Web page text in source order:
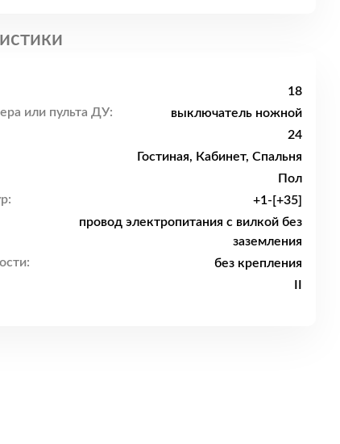
18
или пульта ДУ:
выключатель ножной
24
Гостиная, Кабинет, Спальня
Пол
+1-[+35]
провод электропитания с вилкой без
заземления
без крепления
II